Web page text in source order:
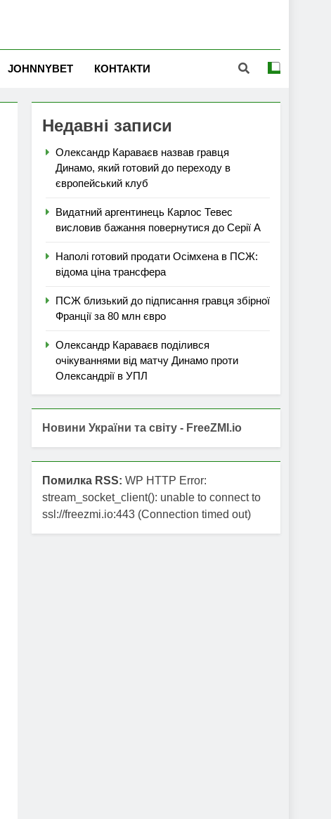
JOHNNYBET КОНТАКТИ
Недавні записи
Олександр Караваєв назвав гравця
Динамо, який готовий до переходу в
європейський клуб
Видатний аргентинець Карлос Тевес
висловив бажання повернутися до Серії А
Наполі готовий продати Осімхена в ПСЖ:
відома ціна трансфера
ПСЖ близький до підписання гравця збірної
Франції за 80 млн євро
Олександр Караваєв поділився
очікуваннями від матчу Динамо проти
Олександрії в УПЛ
Новини України та світу - FreeZMI.io
Помилка RSS: WP HTTP Error:
stream_socket_client(): unable to connect to
ssl://freezmi.io:443 (Connection timed out)